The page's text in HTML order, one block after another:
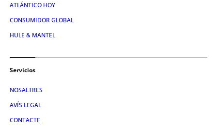
ATLÁNTICO HOY
CONSUMIDOR GLOBAL
HULE & MANTEL
Servicios
NOSALTRES
AVÍS LEGAL
CONTACTE